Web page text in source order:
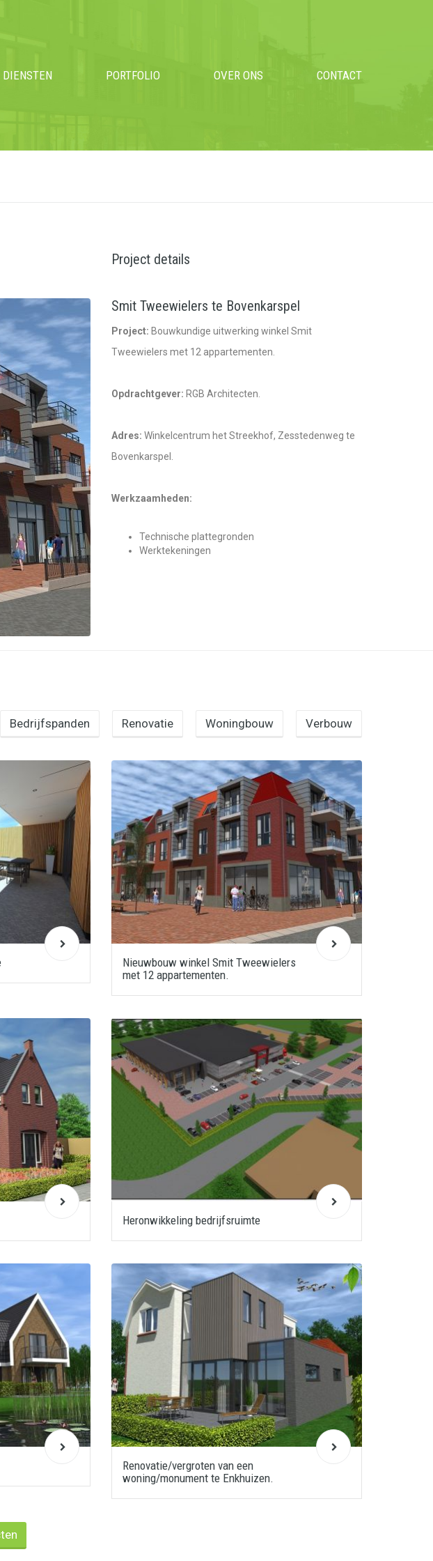
DIENSTEN PORTFOLIO OVER ONS CONTACT
Project details
Smit Tweewielers te Bovenkarspel
Project: Bouwkundige uitwerking winkel Smit
Tweewielers met 12 appartementen.
Opdrachtgever: RGB Architecten.
Adres: Winkelcentrum het Streekhof, Zesstedenweg te
Bovenkarspel.
Werkzaamheden:
Technische plattegronden
Werktekeningen
Bedrijfspanden Renovatie Woningbouw Verbouw
Nieuwbouw winkel Smit Tweewielers
met 12 appartementen.
Heronwikkeling bedrijfsruimte
Renovatie/vergroten van een
woning/monument te Enkhuizen.